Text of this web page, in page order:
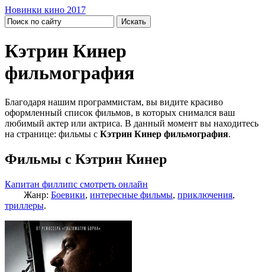
Новинки кино 2017
Кэтрин Кинер
фильмография
Благодаря нашим программистам, вы видите красиво
оформленный список фильмов, в которых снимался ваш
любимый актер или актриса. В данный момент вы находитесь
на странице: фильмы с Кэтрин Кинер фильмография.
Фильмы с Кэтрин Кинер
Капитан филлипс смотреть онлайн
Жанр: Боевики, интересные фильмы, приключения,
триллеры.